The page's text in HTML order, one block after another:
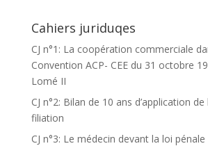
Cahiers juriduqes
CJ n°1: La coopération commerciale
Convention ACP- CEE du 31 octobre
Lomé II
CJ n°2: Bilan de 10 ans d’application
filiation
CJ n°3: Le médecin devant la loi pénale